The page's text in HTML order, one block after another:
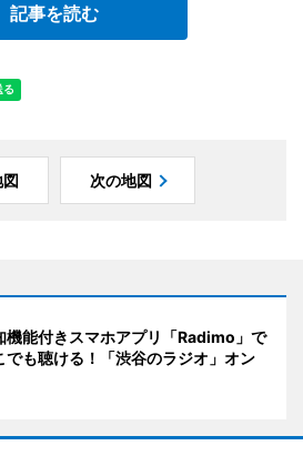
記事を読む
次の地図
機能付きスマホアプリ「Radimo」で
でも聴ける！「渋谷のラジオ」オン